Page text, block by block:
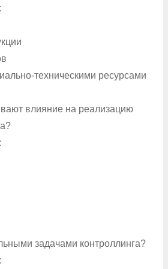
техническими ресурсами
влияние на реализацию
задачами контроллинга?